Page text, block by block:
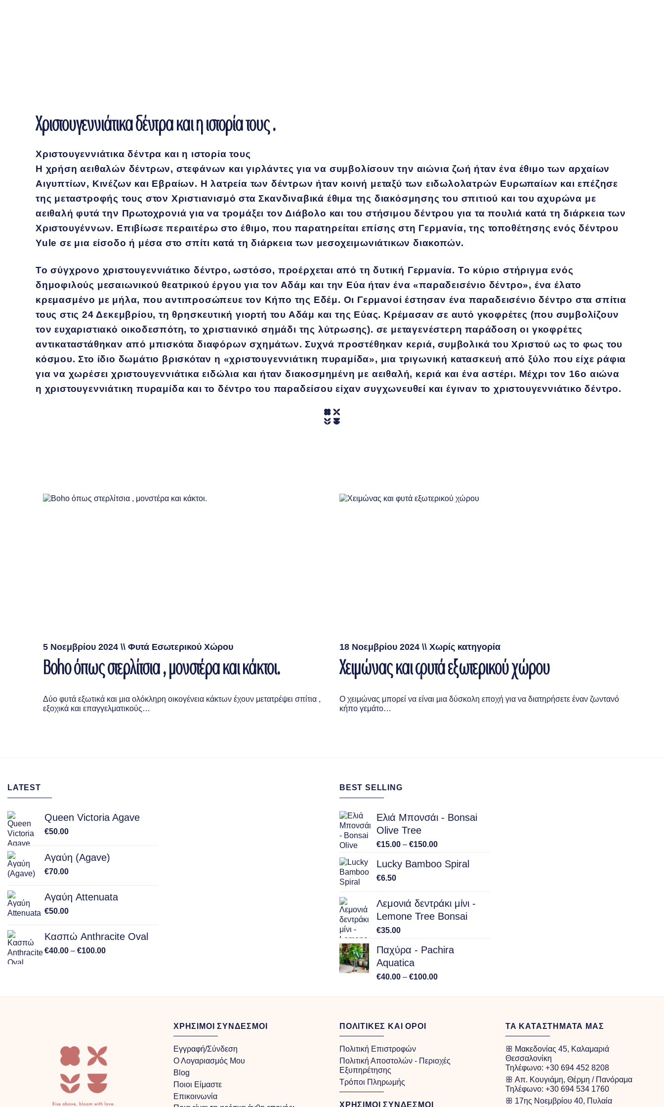
Χριστουγεννιάτικα δέντρα και η ιστορία τους .
Χριστουγεννιάτικα δέντρα και η ιστορία τους
Η χρήση αειθαλών δέντρων, στεφάνων και γιρλάντες για να συμβολίσουν την αιώνια ζωή ήταν ένα έθιμο των αρχαίων
Αιγυπτίων, Κινέζων και Εβραίων. Η λατρεία των δέντρων ήταν κοινή μεταξύ των ειδωλολατρών Ευρωπαίων και επέζησε
της μεταστροφής τους στον Χριστιανισμό στα Σκανδιναβικά έθιμα της διακόσμησης του σπιτιού και του αχυρώνα με
αειθαλή φυτά την Πρωτοχρονιά για να τρομάξει τον Διάβολο και του στήσιμου δέντρου για τα πουλιά κατά τη διάρκεια των
Χριστουγέννων. Επιβίωσε περαιτέρω στο έθιμο, που παρατηρείται επίσης στη Γερμανία, της τοποθέτησης ενός δέντρου
Yule σε μια είσοδο ή μέσα στο σπίτι κατά τη διάρκεια των μεσοχειμωνιάτικων διακοπών.
Το σύγχρονο χριστουγεννιάτικο δέντρο, ωστόσο, προέρχεται από τη δυτική Γερμανία. Το κύριο στήριγμα ενός
δημοφιλούς μεσαιωνικού θεατρικού έργου για τον Αδάμ και την Εύα ήταν ένα «παραδεισένιο δέντρο», ένα έλατο
κρεμασμένο με μήλα, που αντιπροσώπευε τον Κήπο της Εδέμ. Οι Γερμανοί έστησαν ένα παραδεισένιο δέντρο στα σπίτια
τους στις 24 Δεκεμβρίου, τη θρησκευτική γιορτή του Αδάμ και της Εύας. Κρέμασαν σε αυτό γκοφρέτες (που συμβολίζουν
τον ευχαριστιακό οικοδεσπότη, το χριστιανικό σημάδι της λύτρωσης). σε μεταγενέστερη παράδοση οι γκοφρέτες
αντικαταστάθηκαν από μπισκότα διαφόρων σχημάτων. Συχνά προστέθηκαν κεριά, συμβολικά του Χριστού ως το φως του
κόσμου. Στο ίδιο δωμάτιο βρισκόταν η «χριστουγεννιάτικη πυραμίδα», μια τριγωνική κατασκευή από ξύλο που είχε ράφια
για να χωρέσει χριστουγεννιάτικα ειδώλια και ήταν διακοσμημένη με αειθαλή, κεριά και ένα αστέρι. Μέχρι τον 16ο αιώνα
η χριστουγεννιάτικη πυραμίδα και το δέντρο του παραδείσου είχαν συγχωνευθεί και έγιναν το χριστουγεννιάτικο δέντρο.
5 Νοεμβρίου 2024 \\ Φυτά Εσωτερικού Χώρου
Boho όπως στερλίτσια , μονστέρα και κάκτοι.
Δύο φυτά εξωτικά και μια ολόκληρη οικογένεια κάκτων έχουν μετατρέψει σπίτια ,
εξοχικά και επαγγελματικούς…
18 Νοεμβρίου 2024 \\ Χωρίς κατηγορία
Χειμώνας και φυτά εξωτερικού χώρου
Ο χειμώνας μπορεί να είναι μια δύσκολη εποχή για να διατηρήσετε έναν ζωντανό
κήπο γεμάτο…
LATEST
Queen Victoria Agave
€50.00
Αγαύη (Agave)
€70.00
Αγαύη Attenuata
€50.00
Κασπώ Anthracite Oval
€40.00 – €100.00Price
BEST SELLING
Ελιά Μπονσάι - Bonsai
Olive Tree
€15.00 – €150.00Price
€15.00
Lucky Bamboo Spiral
€6.50
Λεμονιά δεντράκι μίνι -
Lemone Tree Bonsai
€35.00
Παχύρα - Pachira
Aquatica
€40.00 – €100.00Price
€40.00
ΧΡΗΣΙΜΟΙ ΣΥΝΔΕΣΜΟΙ
Εγγραφή/Σύνδεση
Ο Λογαριασμός Μου
Blog
Ποιοι Είμαστε
Επικοινωνία
ΠΟΛΙΤΙΚΕΣ ΚΑΙ ΟΡΟΙ
Πολιτική Επιστροφών
Πολιτική Αποστολών - Περιοχές
Εξυπηρέτησης
Τρόποι Πληρωμής
ΧΡΗΣΙΜΟΙ ΣΥΝΔΕΣΜΟΙ
ΤΑ ΚΑΤΑΣΤΗΜΑΤΑ ΜΑΣ
ꕥ Μακεδονίας 45, Καλαμαριά
Θεσσαλονίκη
Τηλέφωνο: +30 694 452 8208
ꕥ Απ. Κουγιάμη, Θέρμη / Πανόραμα
Τηλέφωνο: +30 694 534 1760
ꕥ 17ης Νοεμβρίου 40, Πυλαία